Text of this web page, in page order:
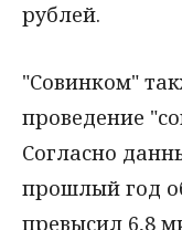
рублей.
"Совинком"
проведение
Согласно
прошлый год
превысил 6,8